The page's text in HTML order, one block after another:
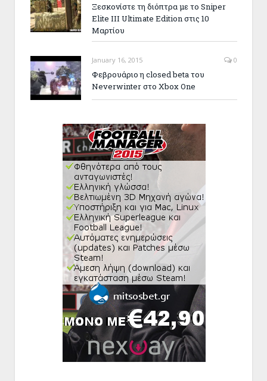
Ξεσκονίστε τη διόπτρα με το Sniper
Elite III Ultimate Edition στις 10
Μαρτίου
January 16, 2015 0
Φεβρουάριο η closed beta του
Neverwinter στο Xbox One